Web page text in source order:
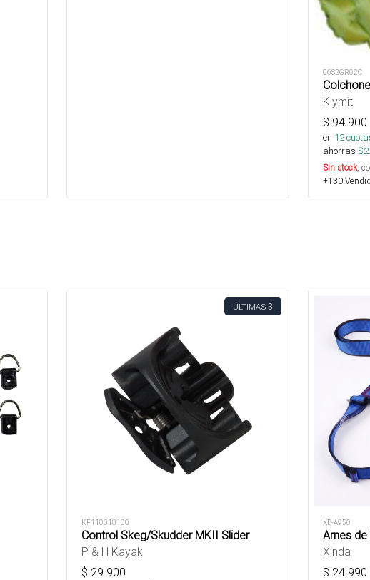
06S2GR02C
Klymit
$ 94.900
en 12
ahorras $
Sin stock,
+130
ÚLTIMAS 3
KF110010100
Control Skeg/Skudder MKII Slider
P & H Kayak
$ 29.900
XD-A950
Arnes
Xinda
$ 24.990